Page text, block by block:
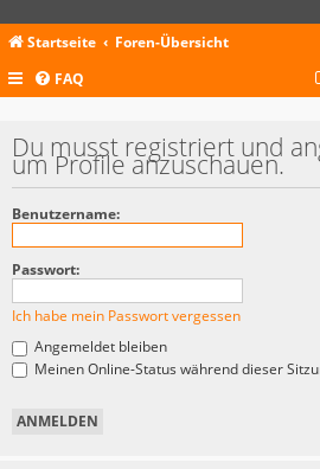
Startseite Foren-Übersicht
FAQ
Du musst registriert und
um Profile anzuschauen.
Benutzername:
Passwort:
Ich habe mein Passwort vergessen
Angemeldet bleiben
Meinen Online-Status während dieser